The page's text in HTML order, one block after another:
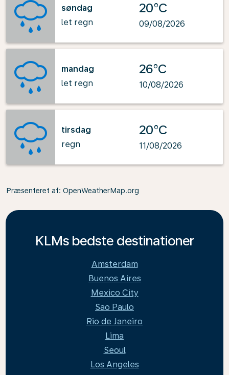
søndag
let regn
20°C
09/08/2026
mandag
let regn
26°C
10/08/2026
tirsdag
regn
20°C
11/08/2026
Præsenteret af: OpenWeatherMap.org
KLMs bedste destinationer
Amsterdam
Buenos Aires
Mexico City
Sao Paulo
Rio de Janeiro
Lima
Seoul
Los Angeles